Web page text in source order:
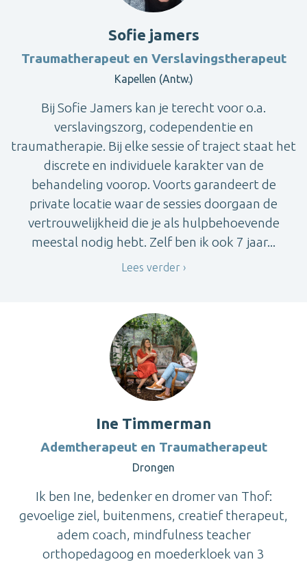
Sofie jamers
Traumatherapeut en Verslavingstherapeut
Kapellen (Antw.)
Bij Sofie Jamers kan je terecht voor o.a.
verslavingszorg, codependentie en
traumatherapie. Bij elke sessie of traject staat het
discrete en individuele karakter van de
behandeling voorop. Voorts garandeert de
private locatie waar de sessies doorgaan de
vertrouwelijkheid die je als hulpbehoevende
meestal nodig hebt. Zelf ben ik ook 7 jaar...
Lees verder
Ine Timmerman
Ademtherapeut en Traumatherapeut
Drongen
Ik ben Ine, bedenker en dromer van Thof:
gevoelige ziel, buitenmens, creatief therapeut,
adem coach, mindfulness teacher
orthopedagoog en moederkloek van 3